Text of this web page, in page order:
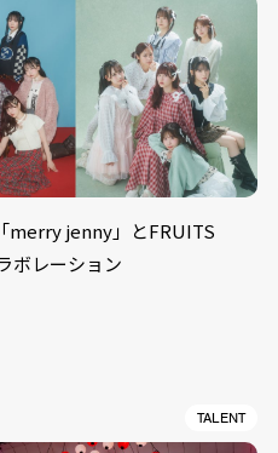
merry jenny」とFRUITS
ボレーション
TALENT